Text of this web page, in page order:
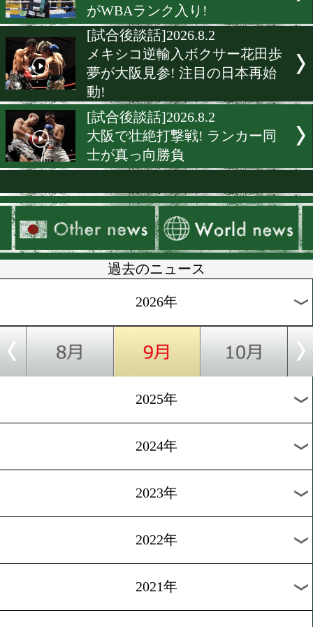
[世界戦発表会見]2026.8.3
坪井智也が5戦目で世界獲
「圧倒的に勝つ」と王座奪
言
[ショートインタビュー
宮澤蓮斗が1年越しの世界
ス挑戦「ここは通過点」
[入門]2026.8.3
世界王者への第一歩! イン
ハイ準優勝の太田在音が六
ム入り
世界への扉が開く! 但馬ミ
[試合後談話]2026.8.2
夢が大阪見参! 注目の日本
大阪で壮絶打撃戦! ランカ